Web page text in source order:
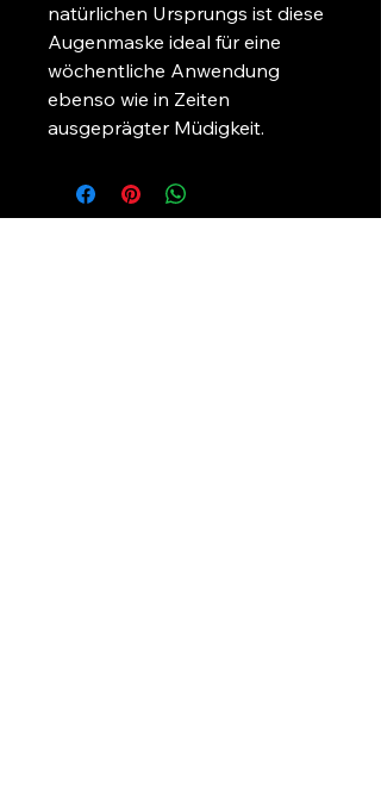
natürlichen Ursprungs ist diese
Augenmaske ideal für eine
wöchentliche Anwendung
ebenso wie in Zeiten
ausgeprägter Müdigkeit.